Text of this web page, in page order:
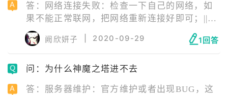
答：网络连接失败：检查一下自己的网络，如
果不能正常联网，把网络重新连接好即可；||服
务器正在维护：等待服务器维修结束即可；||安
装包错误：安装包错误需要玩家卸载游戏后，
去官网下载最新版游戏安装包重新安装游戏；||
手机配置不够：更换手机即可。
阙欣妍子 2020-09-29 1回答
问：为什么神魔之塔进不去
答：服务器维护：官方维护或者出现BUG，这